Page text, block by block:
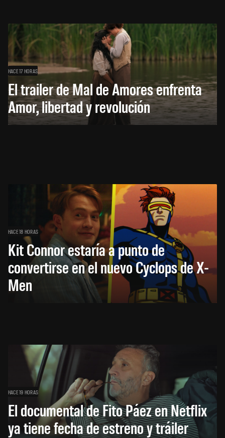
HACE 17 HORAS
El trailer de Mal de Amores enfrenta
Amor, libertad y revolución
HACE 18 HORAS
Kit Connor estaría a punto de
convertirse en el nuevo Cyclops de X-
Men
HACE 19 HORAS
El documental de Fito Páez en Netflix
ya tiene fecha de estreno y tráiler